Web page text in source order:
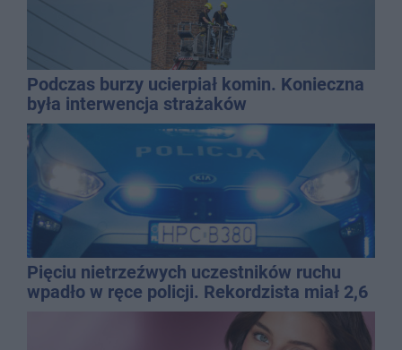
Podczas burzy ucierpiał komin. Konieczna
była interwencja strażaków
Pięciu nietrzeźwych uczestników ruchu
wpadło w ręce policji. Rekordzista miał 2,6